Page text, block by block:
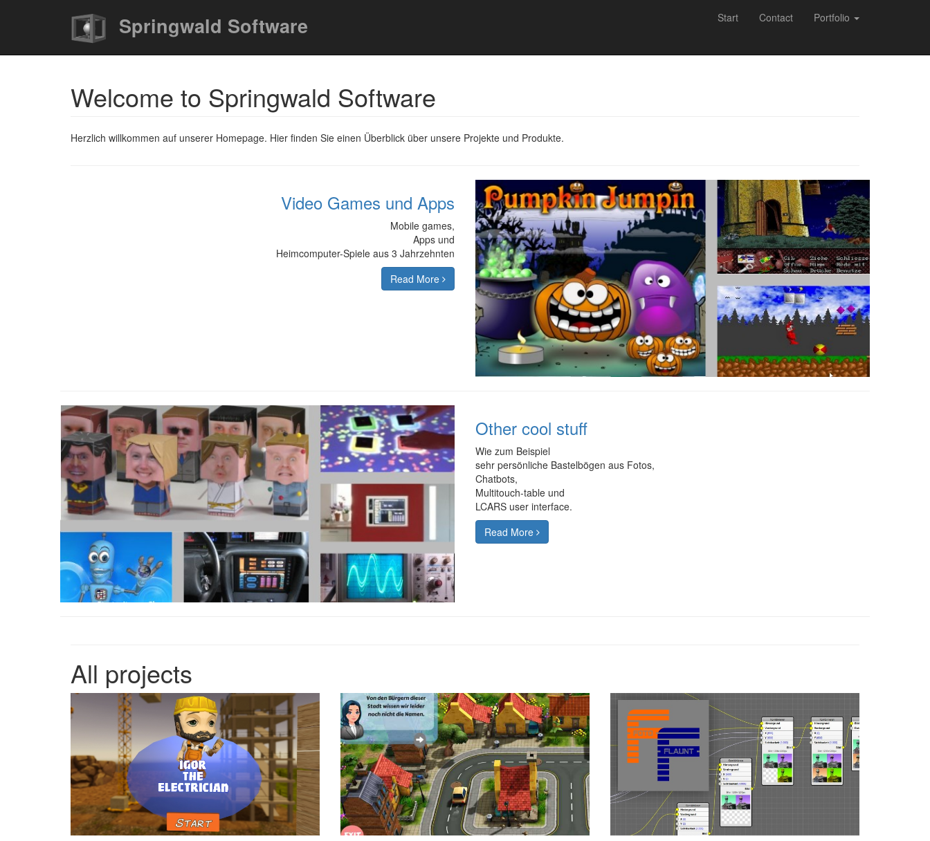
Springwald Software Start Contact Portfolio
Welcome to Springwald Software
Herzlich willkommen auf unserer Homepage. Hier finden Sie einen Überblick über unsere Projekte und Produkte.
Video Games und Apps
Mobile games,
Apps und
Heimcomputer-Spiele aus 3 Jahrzehnten
Read More
Other cool stuff
Wie zum Beispiel
sehr persönliche Bastelbögen aus Fotos,
Chatbots,
Multitouch-table und
LCARS user interface.
Read More
All projects